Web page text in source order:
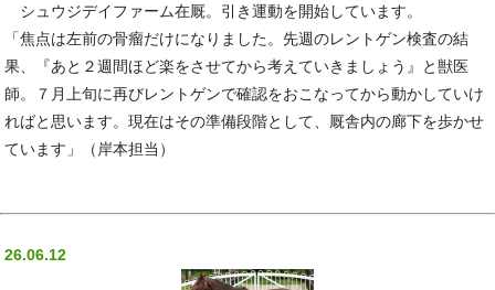
シュウジデイファーム在厩。引き運動を開始しています。
「焦点は左前の骨瘤だけになりました。先週のレントゲン検査の結
果、『あと２週間ほど楽をさせてから考えていきましょう』と獣医
師。７月上旬に再びレントゲンで確認をおこなってから動かしていけ
ればと思います。現在はその準備段階として、厩舎内の廊下を歩かせ
ています」（岸本担当）
26.06.12